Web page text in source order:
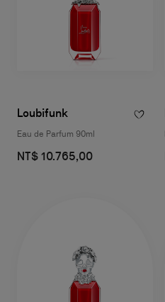
Loubifunk
Eau de Parfum 90ml
NT$ 10.765,00